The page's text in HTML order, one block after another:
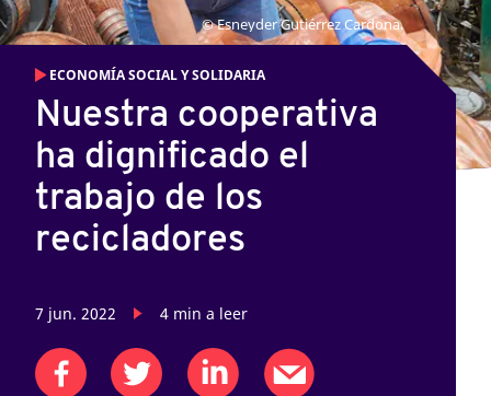
©Esneyder Gutiérrez Cardona.
ECONOMÍA SOCIAL Y SOLIDARIA
Nuestra cooperativa
ha dignificado el
trabajo de los
recicladores
7 jun. 2022 4 min a leer